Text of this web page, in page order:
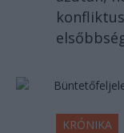
KRÓNIKA